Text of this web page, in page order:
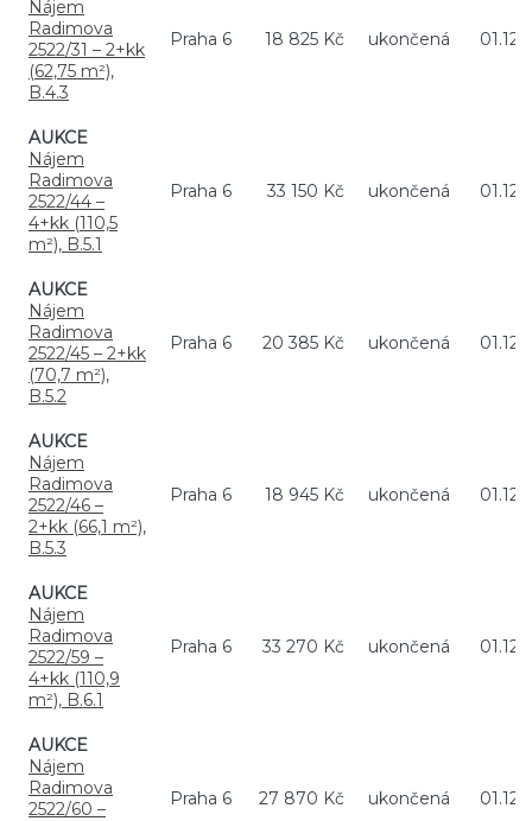
Nájem
Radimova
2522/31 – 2+kk
(62,75 m²),
B.4.3
Praha 6 18 825 Kč ukončená
AUKCE
Nájem
Radimova
2522/44 –
4+kk (110,5
m²), B.5.1
Praha 6 33 150 Kč ukončená
AUKCE
Nájem
Radimova
2522/45 – 2+kk
(70,7 m²),
B.5.2
Praha 6 20 385 Kč ukončená
AUKCE
Nájem
Radimova
2522/46 –
2+kk (66,1 m²),
B.5.3
Praha 6 18 945 Kč ukončená
AUKCE
Nájem
Radimova
2522/59 –
4+kk (110,9
m²), B.6.1
Praha 6 33 270 Kč ukončená
AUKCE
Nájem
Radimova
2522/60 –
Praha 6 27 870 Kč ukončená